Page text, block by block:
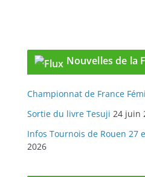
Nouvelles de la
Championnat de France
Sortie du livre Tesuji 24 juin
Infos Tournois de Rouen 27
2026